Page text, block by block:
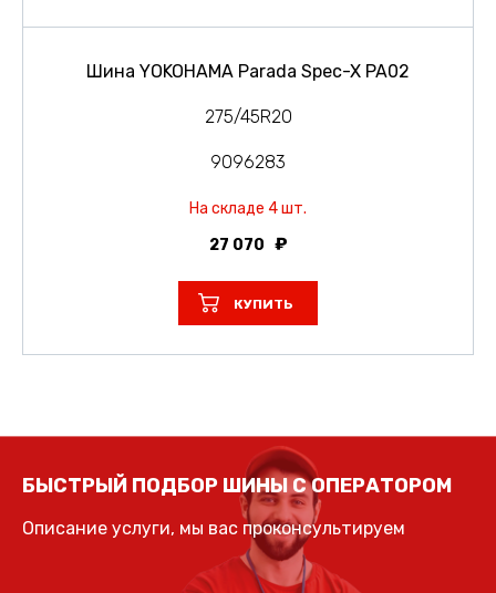
Шина YOKOHAMA Parada Spec-X PA02
275/45R20
9096283
На складе 4 шт.
27 070
КУПИТЬ
БЫСТРЫЙ ПОДБОР ШИНЫ С ОПЕРАТОРОМ
Описание услуги, мы вас проконсультируем